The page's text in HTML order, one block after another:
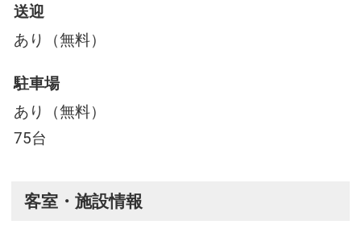
送迎
あり（無料）
駐車場
あり（無料）
75台
客室・施設情報